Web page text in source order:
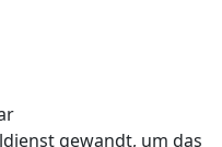
gewandt, um das